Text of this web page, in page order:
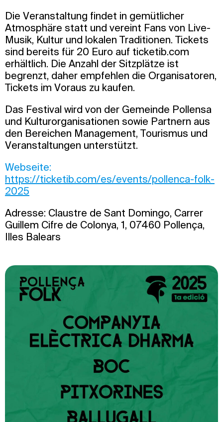
Die Veranstaltung findet in gemütlicher
Atmosphäre statt und vereint Fans von Live-
Musik, Kultur und lokalen Traditionen. Tickets
sind bereits für 20 Euro auf ticketib.com
erhältlich. Die Anzahl der Sitzplätze ist
begrenzt, daher empfehlen die Organisatoren,
Tickets im Voraus zu kaufen.
Das Festival wird von der Gemeinde Pollensa
und Kulturorganisationen sowie Partnern aus
den Bereichen Management, Tourismus und
Veranstaltungen unterstützt.
Webseite:
https://ticketib.com/es/events/pollenca-folk-
2025
Adresse: Claustre de Sant Domingo, Carrer
Guillem Cifre de Colonya, 1, 07460 Pollença,
Illes Balears